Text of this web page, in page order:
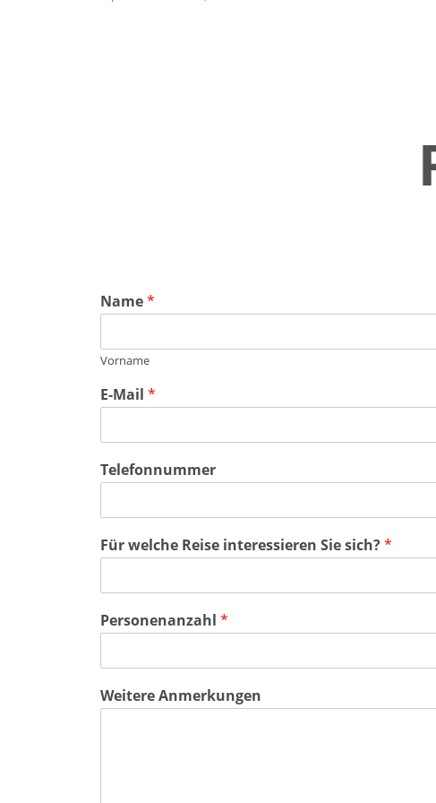
Name*
Vorname
E-Mail *
Telefonnummer
Für welche Reise interessieren Sie sich?*
Personenanzahl *
Weitere Anmerkungen